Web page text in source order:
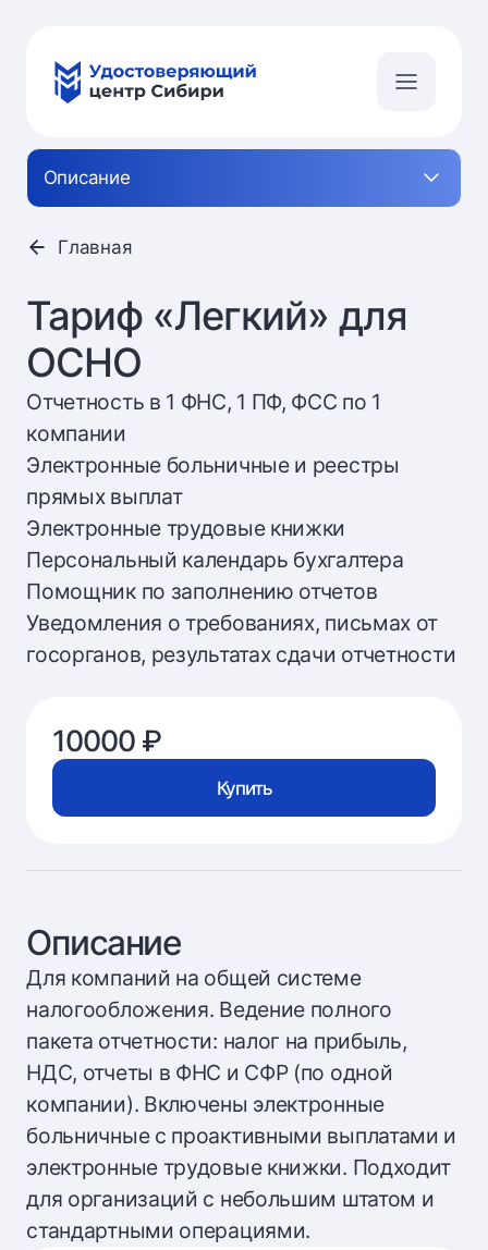
Описание
Главная
Тариф «Легкий» для
ОСНО
Отчетность в 1 ФНС, 1 ПФ, ФСС по 1
компании
Электронные больничные и реестры
прямых выплат
Электронные трудовые книжки
Персональный календарь бухгалтера
Помощник по заполнению отчетов
Уведомления о требованиях, письмах от
госорганов, результатах сдачи отчетности
10000 ₽
Купить
Описание
Для компаний на общей системе
налогообложения. Ведение полного
пакета отчетности: налог на прибыль,
НДС, отчеты в ФНС и СФР (по одной
компании). Включены электронные
больничные с проактивными выплатами и
электронные трудовые книжки. Подходит
для организаций с небольшим штатом и
стандартными операциями.